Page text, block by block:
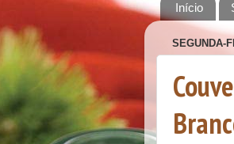
Início
SEGUNDA-